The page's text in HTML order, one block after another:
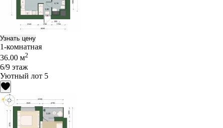
Узнать цену
1-комнатная
36.00 м2
6/9 этаж
Уютный лот 5